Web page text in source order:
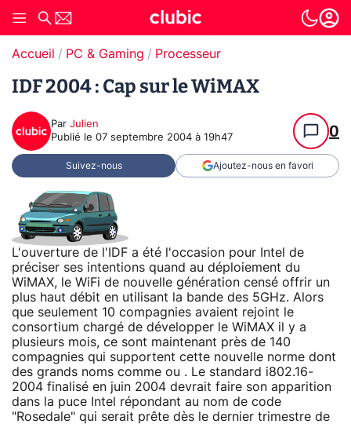
Accueil PC & Gaming Processeur
IDF 2004 : Cap sur le WiMAX
Par Julien
Publié le 07 septembre 2004 à 19h47 0
Suivez-nous Ajoutez-nous en favori
L'ouverture de l'IDF a été l'occasion pour Intel de
préciser ses intentions quand au déploiement du
WiMAX, le WiFi de nouvelle génération censé offrir un
plus haut débit en utilisant la bande des 5GHz. Alors
que seulement 10 compagnies avaient rejoint le
consortium chargé de développer le WiMAX il y a
plusieurs mois, ce sont maintenant près de 140
compagnies qui supportent cette nouvelle norme dont
des grands noms comme ou . Le standard i802.16-
2004 finalisé en juin 2004 devrait faire son apparition
dans la puce Intel répondant au nom de code
"Rosedale" qui serait prête dès le dernier trimestre de